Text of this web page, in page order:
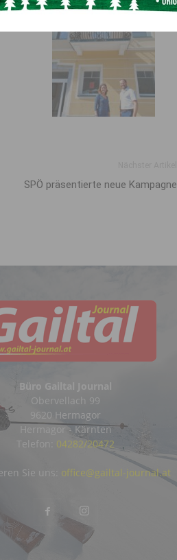
SPÖ präsentierte neue Kampagne
Büro Gailtal Journal
Obervellach 99
9620 Hermagor
Hermagor - Kärnten
Telefon: 04282/20472
Sie uns: office@gailtal-journal.at